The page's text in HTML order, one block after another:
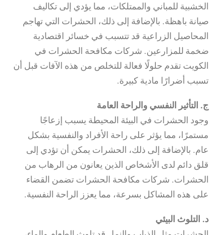
الخشبية للمباني والممتلكات، مما يؤدي إلى تكاليف
صيانة باهظة. بالإضافة إلى ذلك، الحشرات التي تهاجم
المحاصيل الزراعية قد تتسبب في خسائر اقتصادية
ضخمة للمزارعين. شركات مكافحة الحشرات في
الكويت تقدم حلولًا فعالة للتخلص من هذه الآفات قبل أن
تسبب أضرارًا مادية كبيرة.
ج. التأثير النفسي والراحة العامة
وجود الحشرات في البيئة المحيطة يسبب إزعاجًا
مستمرًا، مما يؤثر على راحة الأفراد والنفسية بشكل
عام. بالإضافة إلى ذلك، الحشرات يمكن أن تؤدي إلى
قلق دائم لدى الأشخاص الذين يعانون من الرهاب من
الحشرات. شركات مكافحة الحشرات تضمن القضاء
على هذه المشاكل بسرعة، مما يعزز الراحة النفسية.
د. التلوث البيئي